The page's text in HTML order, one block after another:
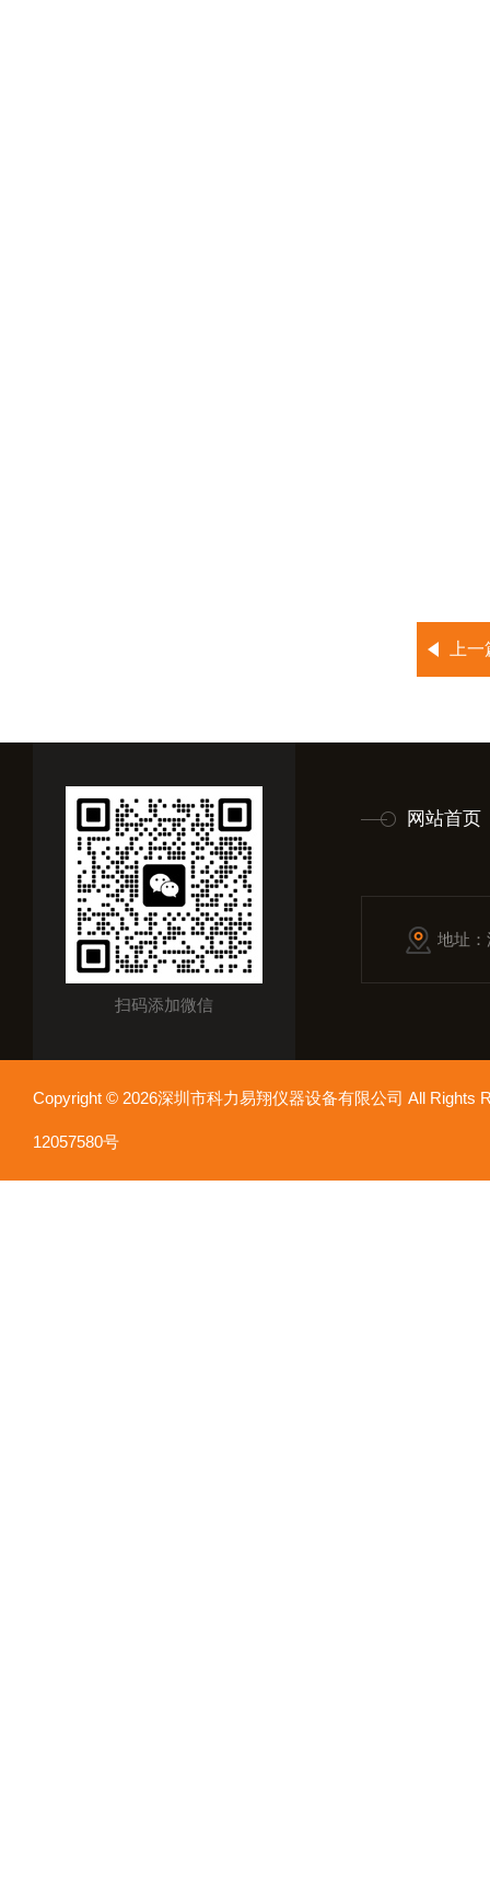
上
扫码添加微信
网站首页
地址
Copyright © 2026深圳市科力易翔仪器设备有限公司 All
12057580号